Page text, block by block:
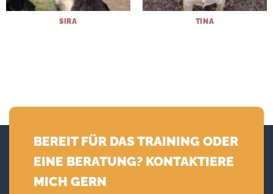
SIRA TINA
BEREIT FÜR DAS TRAINING ODER
EINE BERATUNG? KONTAKTIERE
MICH GERN